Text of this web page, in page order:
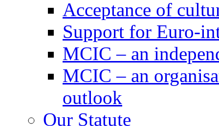
Acceptance of
Support for Euro-
MCIC – an
MCIC – an
outlook
Our Statute